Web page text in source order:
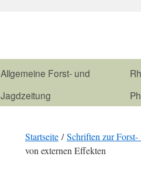
Allgemeine Forst- und
Jagdzeitung
Startseite /Schriften zur
von externen Effekten